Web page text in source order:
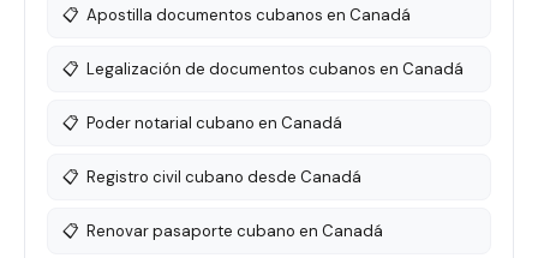
📋 Apostilla documentos cubanos en Canadá
📋 Legalización de documentos cubanos en Canadá
📋 Poder notarial cubano en Canadá
📋 Registro civil cubano desde Canadá
📋 Renovar pasaporte cubano en Canadá